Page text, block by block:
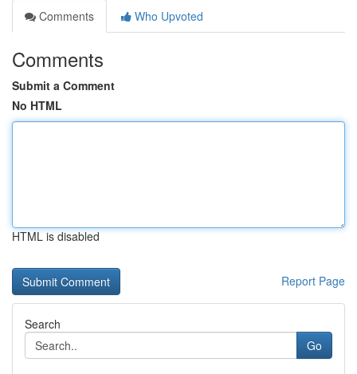
Comments
Who Upvoted
Comments
Submit a Comment
No HTML
HTML is disabled
Report Page
Search
Go